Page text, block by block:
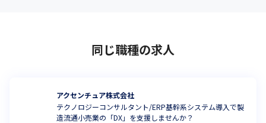
同じ職種の求人
アクセンチュア株式会社
テクノロジーコンサルタント/ERP基幹系システム導入で製
造流通小売業の「DX」を支援しませんか？